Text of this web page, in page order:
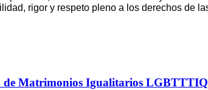
rigor y respeto pleno a los derechos de
de Matrimonios Igualitarios